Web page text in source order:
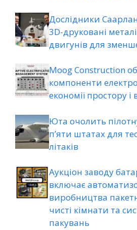
Дослідники
3D-друковані
двигунів для
Moog Construction
компоненти
економії простору і
Юта очолить
п’яти штатах для
літаків
Аукціон заводу
включає
виробництва
чисті кімнати та
пакувань